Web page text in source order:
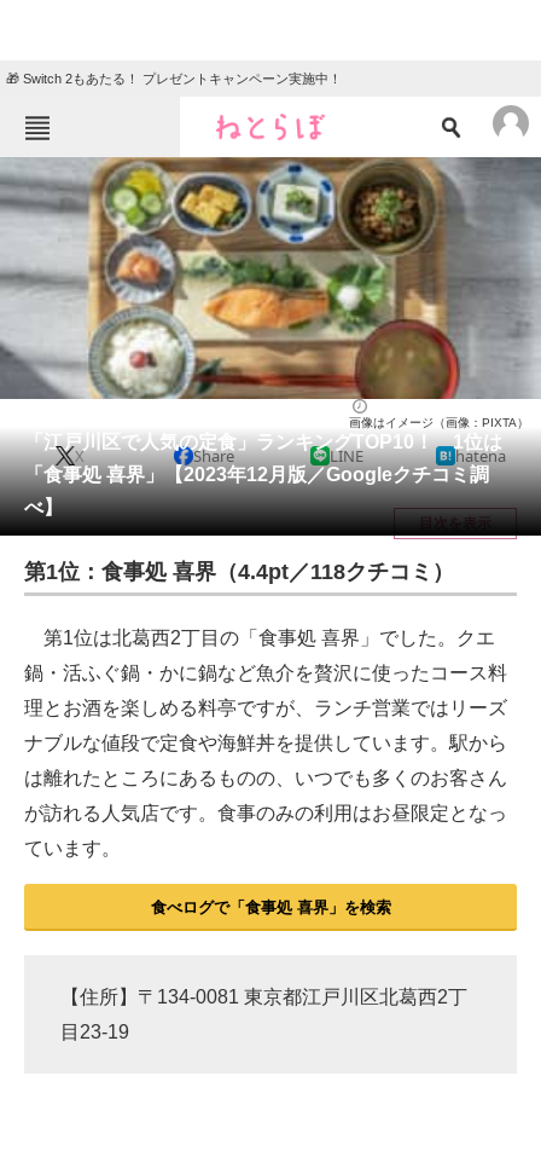
🎁 Switch 2もあたる！ プレゼントキャンペーン実施中！
ねとらぼメニュー
TOP ニュース
クイズ
グルメ 地域
教育・育児
リサーチ
会員記事
メディア
注目記事を集めた総合ページ
ITの今と未来を見通す
スマホと通信の最新トレンド
進化するPCとデバイスの未来
好きが集まる 比べて選べる
ビジネスと働き方のヒント
AI活用のいまが分かる
企業ITのトレンドを詳説
マーケ×ITの今がよく分かる
「江戸川区で人気の定食」ランキングTOP10！ 1位は
「食事処 喜界」【2023年12月版／Googleクチコミ調
べ】
画像はイメージ（画像：PIXTA）
X Share LINE hatena
目次を表示
第1位：食事処 喜界（4.4pt／118クチコミ）
第1位は北葛西2丁目の「食事処 喜界」でした。クエ
鍋・活ふぐ鍋・かに鍋など魚介を贅沢に使ったコース料
理とお酒を楽しめる料亭ですが、ランチ営業ではリーズ
ナブルな値段で定食や海鮮丼を提供しています。駅から
は離れたところにあるものの、いつでも多くのお客さん
が訪れる人気店です。食事のみの利用はお昼限定となっ
ています。
食べログで「食事処 喜界」を検索
【住所】〒134-0081 東京都江戸川区北葛西2丁
目23-19